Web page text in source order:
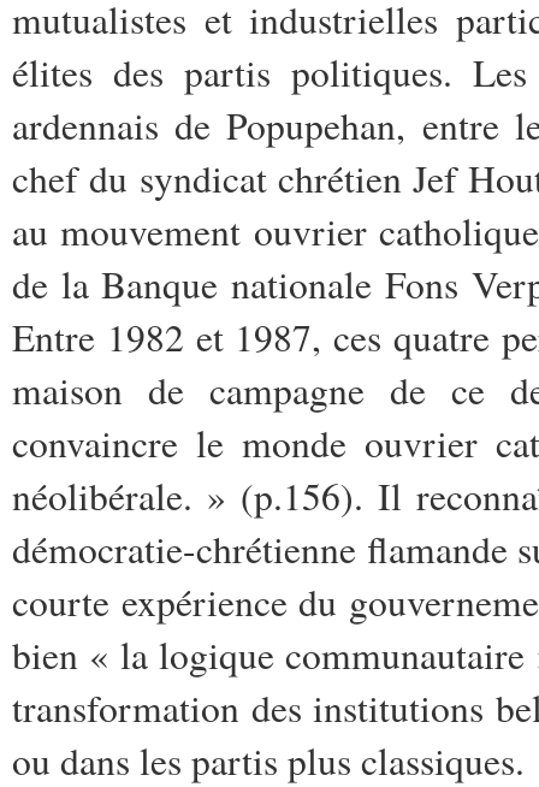
mutualistes et industrielles
élites des partis politiques.
ardennais de Popupehan,
chef du syndicat chrétien Jef
au mouvement ouvrier
de la Banque nationale Fons
Entre 1982 et 1987, ces quatre
maison de campagne de ce
convaincre le monde ouvrier
néolibérale. » (p.156). Il
démocratie-chrétienne flamande
courte expérience du
bien « la logique
transformation des institutions
ou dans les partis plus classiques.